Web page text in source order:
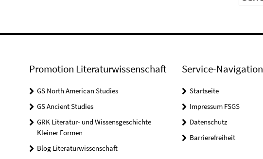
Promotion Literaturwissenschaft
GS North American Studies
GS Ancient Studies
GRK Literatur- und Wissensgeschichte
Kleiner Formen
Blog Literaturwissenschaft
Service-Navigation
Startseite
Impressum FSGS
Datenschutz
Barrierefreiheit